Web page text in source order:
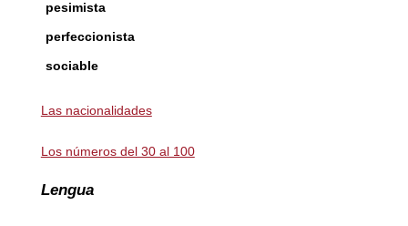
pesimista
perfeccionista
sociable
Las nacionalidades
Los números del 30 al 100
Lengua